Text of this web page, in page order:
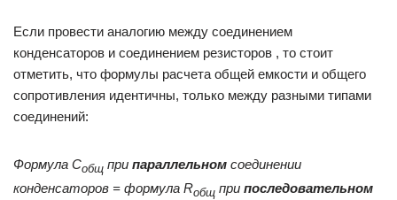
Если провести аналогию между соединением
конденсаторов и соединением резисторов , то стоит
отметить, что формулы расчета общей емкости и общего
сопротивления идентичны, только между разными типами
соединений:
Формула Cобщ при параллельном соединении
конденсаторов = формула Rобщ при последовательном